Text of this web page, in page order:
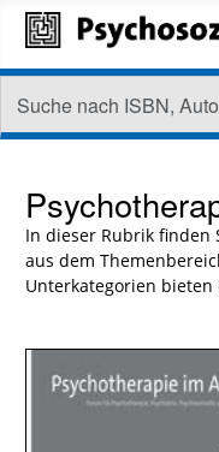
In dieser Rubrik finden
aus dem
Unterkategorien